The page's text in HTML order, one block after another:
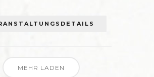
MEHR LADEN